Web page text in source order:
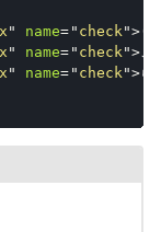
" name= " check ">り
" name= " check ">
" name= " check ">ら